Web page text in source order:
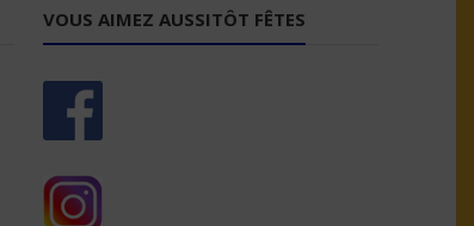
VOUS AIMEZ AUSSITÔT FÊTES